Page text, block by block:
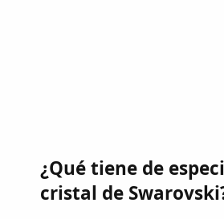
¿Qué tiene de
cristal de